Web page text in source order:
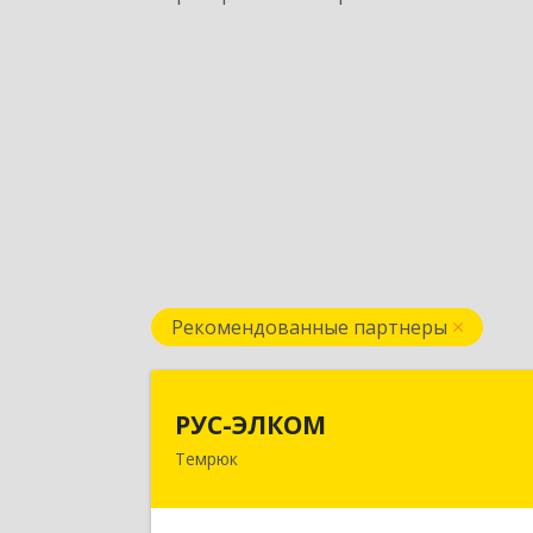
Рекомендованные партнеры
РУС-ЭЛКОМ
Темрюк